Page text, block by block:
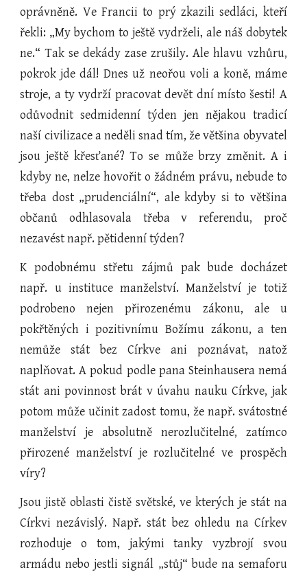
oprávněně. Ve Francii to prý zkazili sedláci, kteří
řekli: „My bychom to ještě vydrželi, ale náš dobytek
ne.“ Tak se dekády zase zrušily. Ale hlavu vzhůru,
pokrok jde dál! Dnes už neořou voli a koně, máme
stroje, a ty vydrží pracovat devět dní místo šesti! A
odůvodnit sedmidenní týden jen nějakou tradicí
naší civilizace a neděli snad tím, že většina obyvatel
jsou ještě křesťané? To se může brzy změnit. A i
kdyby ne, nelze hovořit o žádném právu, nebude to
třeba dost „prudenciální“, ale kdyby si to většina
občanů odhlasovala třeba v referendu, proč
nezavést např. pětidenní týden?
K podobnému střetu zájmů pak bude docházet
např. u instituce manželství. Manželství je totiž
podrobeno nejen přirozenému zákonu, ale u
pokřtěných i pozitivnímu Božímu zákonu, a ten
nemůže stát bez Církve ani poznávat, natož
naplňovat. A pokud podle pana Steinhausera nemá
stát ani povinnost brát v úvahu nauku Církve, jak
potom může učinit zadost tomu, že např. svátostné
manželství je absolutně nerozlučitelné, zatímco
přirozené manželství je rozlučitelné ve prospěch
víry?
Jsou jistě oblasti čistě světské, ve kterých je stát na
Církvi nezávislý. Např. stát bez ohledu na Církev
rozhoduje o tom, jakými tanky vyzbrojí svou
armádu nebo jestli signál „stůj“ bude na semaforu